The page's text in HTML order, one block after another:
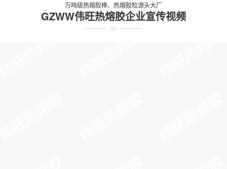
万吨级热熔胶棒、热熔胶粒源头大厂
GZWW伟旺热熔胶企业宣传视频